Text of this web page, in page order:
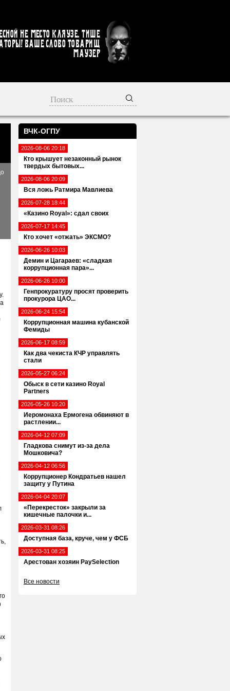
не место кляузе. Тише
Ваше слово товарищ
Маузер
ВЧК-ОГПУ
2026-08-06 20:18
Кто крышует незаконный рынок
твердых бытовых...
2026-08-06 20:09
Вся ложь Ратмира Мавлиева
2026-07-28 18:44
«Казино Royal»: сдал своих
2026-07-17 14:45
Кто хочет «отжать» ЭКСМО?
2026-06-26 10:03
Демин и Цагараев: «сладкая
коррупционная пара»...
2026-06-26 10:00
Генпрокуратуру просят проверить
прокурора ЦАО...
2026-06-24 15:54
Коррупционная машина кубанской
Фемиды
2026-06-17 08:59
Как два чекиста КЧР управлять
стали
2026-05-27 06:24
Обыск в сети казино Royal
Partners
2026-05-26 10:20
Иеромонаха Ермогена обвиняют в
растлении...
2026-04-12 07:09
Гладкова снимут из-за дела
Мошковича?
2026-04-12 06:56
Коррупционер Кондратьев нашел
защиту у Путина
2026-04-04 20:07
«Перекресток» закрыли за
кишечные палочки и...
2026-03-31 08:26
Доступная база, круче, чем у ФСБ
2026-03-31 08:25
Арестован хозяин PaySelection
Все новости